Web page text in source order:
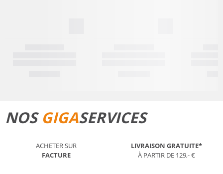
NOS GIGASERVICES
ACHETER SUR
FACTURE
LIVRAISON GRATUITE*
À PARTIR DE 129,- €